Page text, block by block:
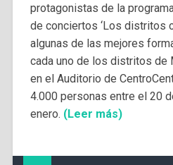
protagonistas de la
de conciertos ‘Los distritos
algunas de las mejores
cada uno de los distritos de
en el Auditorio de
4.000 personas entre el 20
enero. (Leer más)